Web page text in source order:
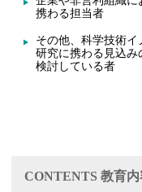
携わる担当者
その他、科学技術
研究に携わる見込み
検討している者
CONTENTS 教育